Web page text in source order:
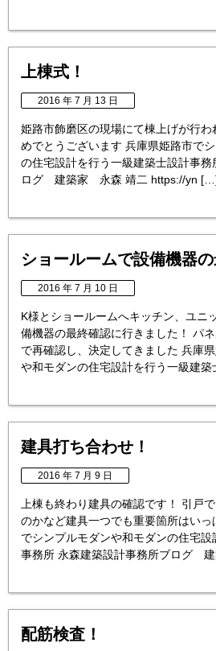
上棟式！
2016 年 7 月 13 日
姫路市飾磨区の現場にて棟上げが行
めでとうございます 兵庫県姫路市で
の住宅設計を行う一級建築士設計事
ログ 建築家 永森 靖二 https://yn
ショールームで設備機器の
2016 年 7 月 10 日
K様とショールームへキッチン、ユニ
備機器の最終確認に行きました！ パ
で再確認し、決定してきました 兵庫
や和モダンの住宅設計を行う一級建
建具打ち合わせ！
2016 年 7 月 9 日
上棟も終わり建具の確認です！ 引戸
のかなど建具一つでも重要箇所はい
でシンプルモダンや和モダンの住宅
事務所 永森建築設計事務所ブログ
配筋検査！